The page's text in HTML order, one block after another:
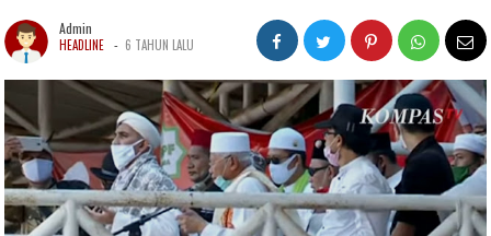
Admin
HEADLINE - 6 TAHUN LALU